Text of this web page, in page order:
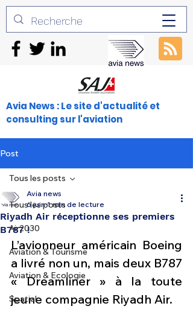
Avia News : Le site d'actualité et
consulting sur l'aviation
Post
Tous les posts
Air2030
Aviation & Tourisme
Aviation & Ecologie
Spatial
Tous les posts
Riyadh Air réceptionne ses premiers
B787 !
Avia news
6 juin 1 min de lecture
L’avionneur américain Boeing
a livré non un, mais deux B787
« Dreamliner » à la toute
jeune compagnie Riyadh Air.